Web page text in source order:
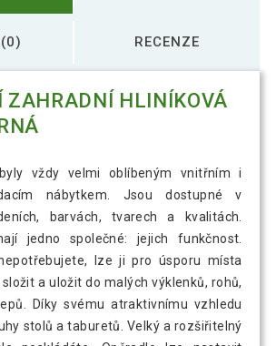
RECENZE
ZAHRADNÍ HLINÍKOVÁ
vždy velmi oblíbeným vnitřním i
nábytkem. Jsou dostupné v
barvách, tvarech a kvalitách.
jedno společné: jejich funkčnost.
lze ji pro úsporu místa
a uložit do malých výklenků, rohů,
Díky svému atraktivnímu vzhledu
stolů a taburetů. Velký a rozšiřitelný